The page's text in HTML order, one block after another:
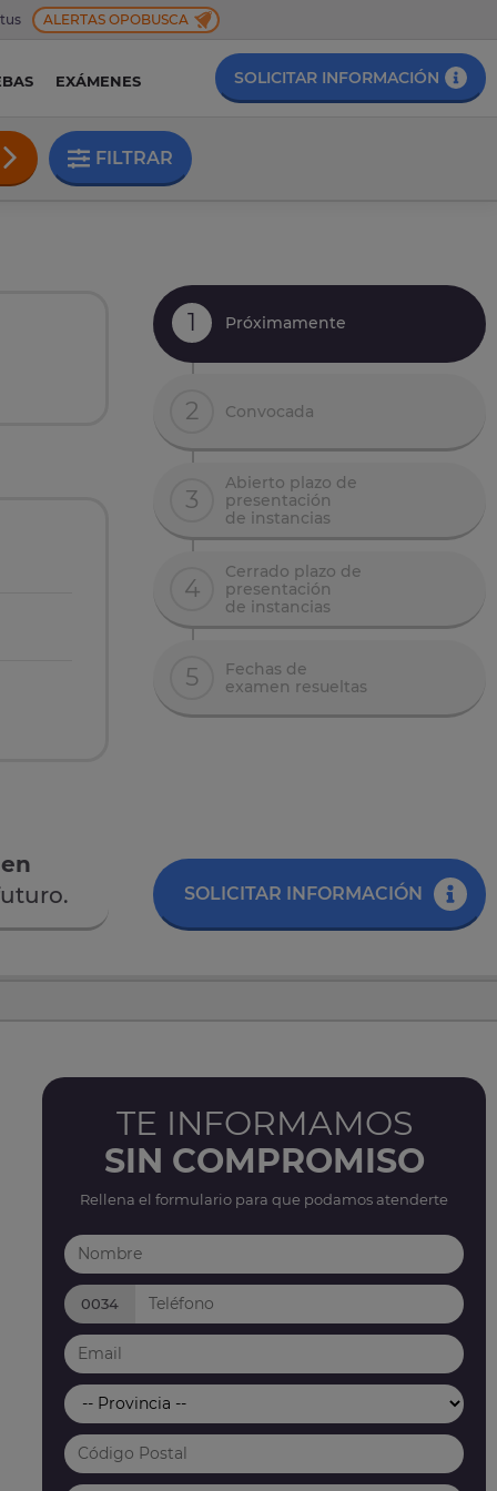
ALERTAS OPOBUSCA
EXÁMENES SOLICITAR INFORMACIÓN
FILTRAR
1 Próximamente
2 Convocada
3
Abierto plazo de
presentación
de instancias
4
Cerrado plazo de
presentación
de instancias
5
Fechas de
examen resueltas
SOLICITAR INFORMACIÓN
TE INFORMAMOS
SIN COMPROMISO
Rellena el formulario para que podamos atenderte
0034